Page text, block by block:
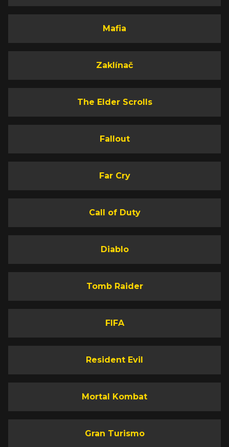
Mafia
Zaklínač
The Elder Scrolls
Fallout
Far Cry
Call of Duty
Diablo
Tomb Raider
FIFA
Resident Evil
Mortal Kombat
Gran Turismo